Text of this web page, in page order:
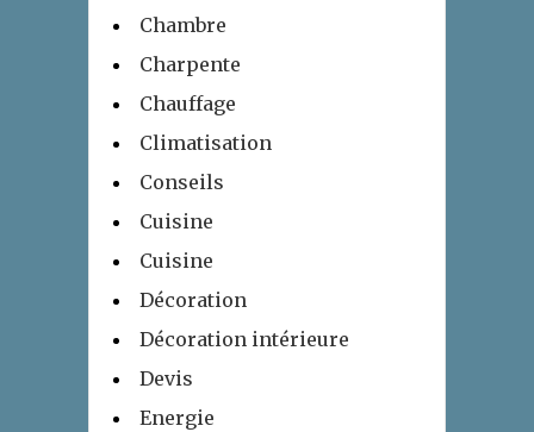
Chambre
Charpente
Chauffage
Climatisation
Conseils
Cuisine
Cuisine
Décoration
Décoration intérieure
Devis
Energie